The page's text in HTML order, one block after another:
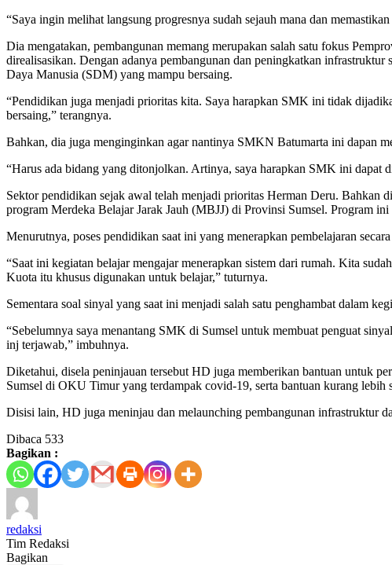
“Saya ingin melihat langsung progresnya sudah sejauh mana dan
Dia mengatakan, pembangunan memang merupakan salah satu fokus
direalisasikan. Dengan adanya pembangunan dan peningkatkan
Daya Manusia (SDM) yang mampu bersaing.
“Pendidikan juga menjadi prioritas kita. Saya harapkan SMK ini tidak
bersaing,” terangnya.
Bahkan, dia juga menginginkan agar nantinya SMKN Batumarta ini dapan
“Harus ada bidang yang ditonjolkan. Artinya, saya harapkan SMK ini dapat
Sektor pendidikan sejak awal telah menjadi prioritas Herman Deru. Bahkan
program Merdeka Belajar Jarak Jauh (MBJJ) di Provinsi Sumsel. Program
Menurutnya, poses pendidikan saat ini yang menerapkan pembelajaran
“Saat ini kegiatan belajar mengajar menerapkan sistem dari rumah. Kita
Kuota itu khusus digunakan untuk belajar,” tuturnya.
Sementara soal sinyal yang saat ini menjadi salah satu penghambat dalam
“Sebelumnya saya menantang SMK di Sumsel untuk membuat penguat
inj terjawab,” imbuhnya.
Diketahui, disela peninjauan tersebut HD juga memberikan bantuan untuk
Sumsel di OKU Timur yang terdampak covid-19, serta bantuan kurang lebih
Disisi lain, HD juga meninjau dan melaunching pembangunan infrastruktur
Dibaca 533
Bagikan :
redaksi
Tim Redaksi
Bagikan